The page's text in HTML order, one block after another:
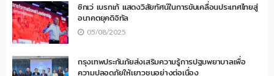
ซิกเว่ เบรกเก้ แสดงวิสัยทัศน์ในการขับเคลื่อนประเทศไทยสู่
อนาคตยุคดิจิทัล
05/08/2025
กรุงเทพประกันภัยส่งเสริมความรู้การปฐมพยาบาลเพื่อ
ความปลอดภัยให้เยาวชนอย่างต่อเนื่อง